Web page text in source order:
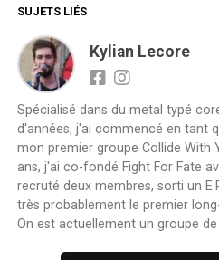
SUJETS LIÉS
Kylian Lecore
Spécialisé dans du metal typé
d'années, j'ai commencé en tant
mon premier groupe Collide With
ans, j'ai co-fondé Fight For Fate
recruté deux membres, sorti un
très probablement le premier
On est actuellement un groupe